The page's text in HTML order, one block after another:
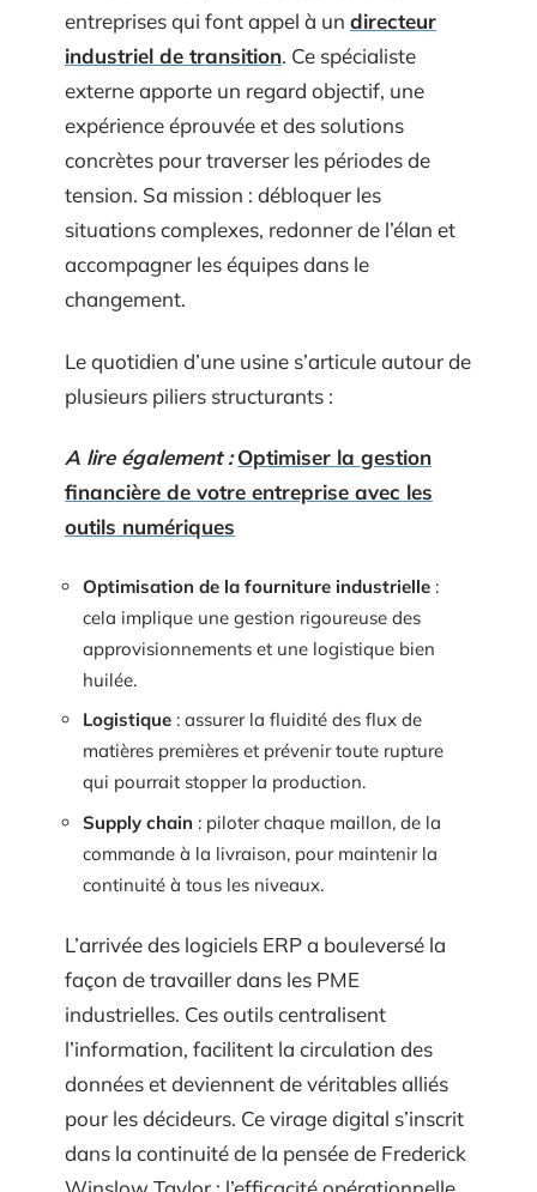
entreprises qui font appel à un directeur
industriel de transition. Ce spécialiste
externe apporte un regard objectif, une
expérience éprouvée et des solutions
concrètes pour traverser les périodes de
tension. Sa mission : débloquer les
situations complexes, redonner de l’élan et
accompagner les équipes dans le
changement.
Le quotidien d’une usine s’articule autour de
plusieurs piliers structurants :
A lire également : Optimiser la gestion
financière de votre entreprise avec les
outils numériques
Optimisation de la fourniture industrielle :
cela implique une gestion rigoureuse des
approvisionnements et une logistique bien
huilée.
Logistique : assurer la fluidité des flux de
matières premières et prévenir toute rupture
qui pourrait stopper la production.
Supply chain : piloter chaque maillon, de la
commande à la livraison, pour maintenir la
continuité à tous les niveaux.
L’arrivée des logiciels ERP a bouleversé la
façon de travailler dans les PME
industrielles. Ces outils centralisent
l’information, facilitent la circulation des
données et deviennent de véritables alliés
pour les décideurs. Ce virage digital s’inscrit
dans la continuité de la pensée de Frederick